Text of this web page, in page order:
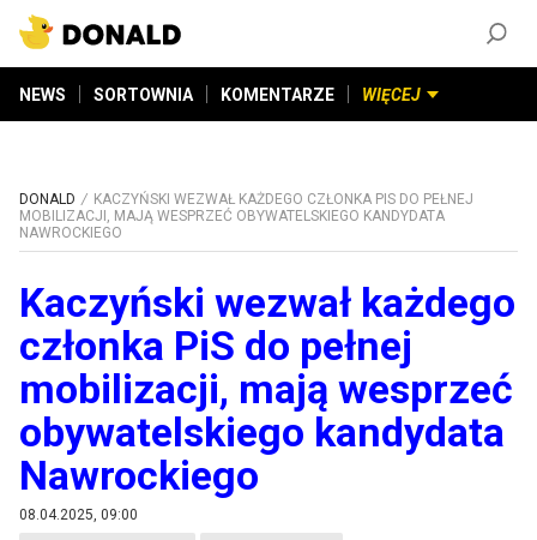
NEWS SORTOWNIA KOMENTARZE WIĘCEJ
DONALD
KACZYŃSKI WEZWAŁ KAŻDEGO CZŁONKA PIS DO PEŁNEJ
MOBILIZACJI, MAJĄ WESPRZEĆ OBYWATELSKIEGO KANDYDATA
NAWROCKIEGO
Kaczyński wezwał każdego
członka PiS do pełnej
mobilizacji, mają wesprzeć
obywatelskiego kandydata
Nawrockiego
08.04.2025, 09:00